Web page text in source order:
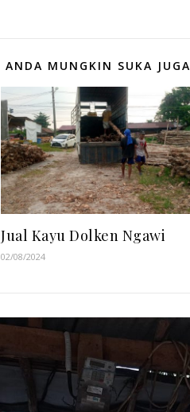
ANDA MUNGKIN SUKA JUGA
Jual Kayu Dolken Ngawi
02/08/2024